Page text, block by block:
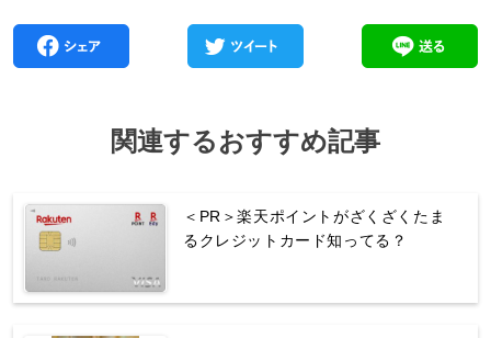
関連するおすすめ記事
＜PR＞楽天ポイントがざくざくたま
るクレジットカード知ってる？